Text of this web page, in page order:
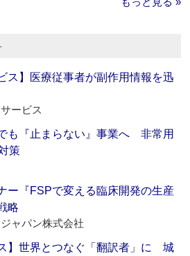
ス】医療従事者が副作用情報を迅
ービス
も『止まらない』事業へ 非常用
策
ー『FSPで変える臨床開発の生産
略
ャパン株式会社
】世界とつなぐ「翻訳者」に 城